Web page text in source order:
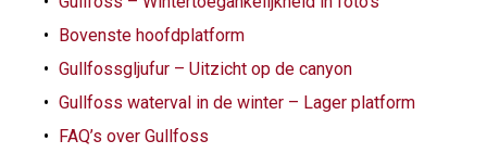
Bovenste hoofdplatform
Gullfossgljufur – Uitzicht op de canyon
Gullfoss waterval in de winter – Lager platform
FAQ’s over Gullfoss